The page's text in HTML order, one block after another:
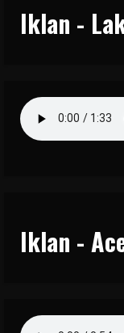
Iklan -
Iklan -